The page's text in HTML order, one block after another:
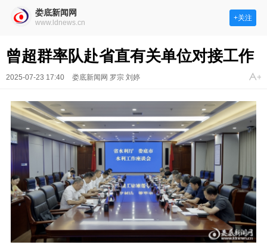
娄底新闻网
www.ldnews.cn
+关注
曾超群率队赴省直有关单位对接工作
2025-07-23 17:40 娄底新闻网 罗宗 刘婷